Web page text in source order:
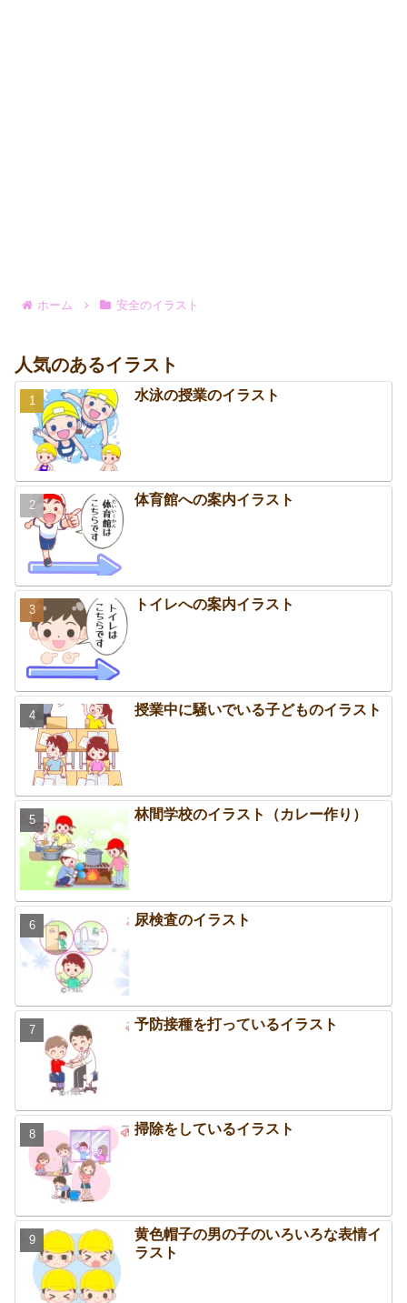
ホーム 安全のイラスト
人気のあるイラスト
水泳の授業のイラスト
体育館への案内イラスト
トイレへの案内イラスト
授業中に騒いでいる子どものイラスト
林間学校のイラスト（カレー作り）
尿検査のイラスト
予防接種を打っているイラスト
掃除をしているイラスト
黄色帽子の男の子のいろいろな表情イ
ラスト